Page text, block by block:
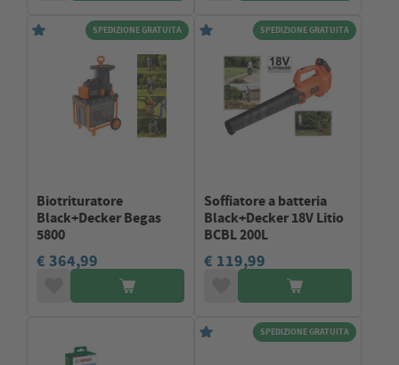
SPEDIZIONE GRATUITA
Biotrituratore
Black+Decker Begas
5800
€ 364,99
SPEDIZIONE GRATUITA
Soffiatore a batteria
Black+Decker 18V Litio
BCBL 200L
€ 119,99
SPEDIZIONE GRATUITA